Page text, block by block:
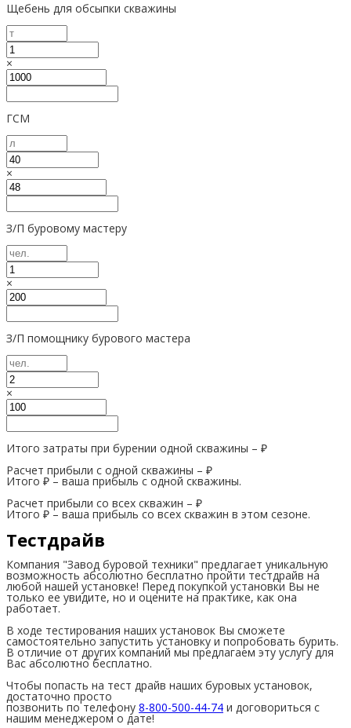
Щебень для обсыпки скважины
×
ГСМ
×
З/П буровому мастеру
×
З/П помощнику бурового мастера
×
Итого затраты при бурении одной скважины – ₽
Расчет прибыли с одной скважины – ₽
Итого ₽ – ваша прибыль с одной скважины.
Расчет прибыли со всех скважин – ₽
Итого ₽ – ваша прибыль со всех скважин в этом сезоне.
Тестдрайв
Компания "Завод буровой техники" предлагает уникальную
возможность абсолютно бесплатно пройти тестдрайв на
любой нашей установке! Перед покупкой установки Вы не
только ее увидите, но и оцените на практике, как она
работает.
В ходе тестирования наших установок Вы сможете
самостоятельно запустить установку и попробовать бурить.
В отличие от других компаний мы предлагаем эту услугу для
Вас абсолютно бесплатно.
Чтобы попасть на тест драйв наших буровых установок,
достаточно просто
позвонить по телефону 8-800-500-44-74 и договориться с
нашим менеджером о дате!